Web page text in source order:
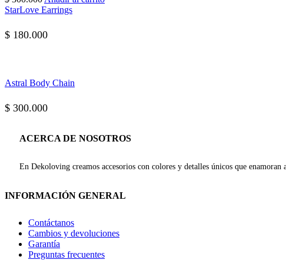
StarLove Earrings
$ 180.000
Astral Body Chain
$ 300.000
ACERCA DE NOSOTROS
En Dekoloving creamos accesorios con colores y detalles únicos que
INFORMACIÓN GENERAL
Contáctanos
Cambios y devoluciones
Garantía
Preguntas frecuentes